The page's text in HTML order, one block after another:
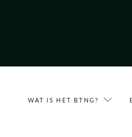
WAT IS HET BTNG?